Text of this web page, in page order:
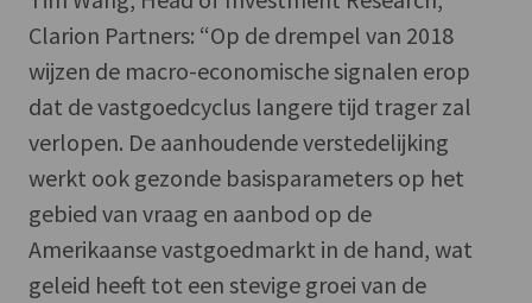
Clarion Partners: “Op de drempel van 2018
wijzen de macro-economische signalen erop
dat de vastgoedcyclus langere tijd trager zal
verlopen. De aanhoudende verstedelijking
werkt ook gezonde basisparameters op het
gebied van vraag en aanbod op de
Amerikaanse vastgoedmarkt in de hand, wat
geleid heeft tot een stevige groei van de